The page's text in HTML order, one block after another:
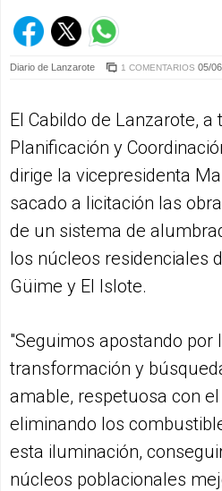
Diario de Lanzarote 1 COMENTARIOS 05/
El Cabildo de Lanzarote,
Planificación y
dirige la vicepresidenta
sacado a licitación las
de un sistema de
los núcleos residenciales
Güime y El Islote.
"Seguimos apostando por
transformación y
amable, respetuosa con
eliminando los
esta iluminación,
núcleos poblacionales